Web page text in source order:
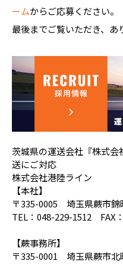
ームからご応募ください。
最後までご覧いただき、あ
茨城県の運送会社『株式
送にご対応
株式会社港陸ライン
【本社】
〒335-0005 埼玉県蕨市錦
TEL：048-229-1512 FAX
【蕨事務所】
〒335-0001 埼玉県蕨市北